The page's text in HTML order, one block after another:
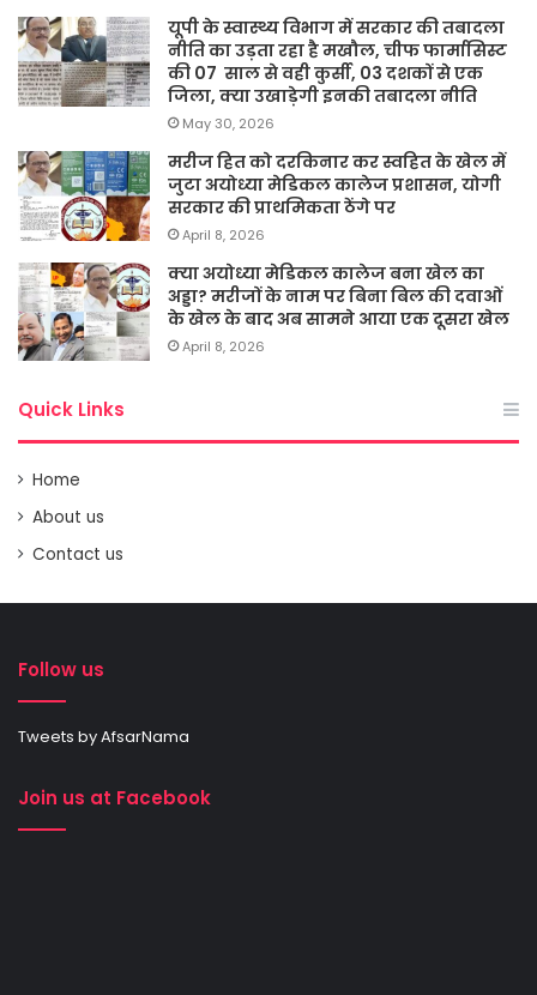
यूपी के स्वास्थ्य विभाग में सरकार की तबादला
नीति का उड़ता रहा है मखौल, चीफ फार्मासिस्ट
की 07 साल से वही कुर्सी, 03 दशकों से एक
जिला, क्या उखाड़ेगी इनकी तबादला नीति
May 30, 2026
मरीज हित को दरकिनार कर स्वहित के खेल में
जुटा अयोध्या मेडिकल कालेज प्रशासन, योगी
सरकार की प्राथमिकता ठेंगे पर
April 8, 2026
क्या अयोध्या मेडिकल कालेज बना खेल का
अड्डा? मरीजों के नाम पर बिना बिल की दवाओं
के खेल के बाद अब सामने आया एक दूसरा खेल
April 8, 2026
Quick Links
Home
About us
Contact us
Follow us
Tweets by AfsarNama
Join us at Facebook